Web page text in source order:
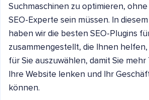
Suchmaschinen zu optimieren, ohne
SEO-Experte sein müssen. In
haben wir die besten SEO-Plugins
zusammengestellt, die Ihnen helfen,
für Sie auszuwählen, damit Sie mehr
Ihre Website lenken und Ihr
können.